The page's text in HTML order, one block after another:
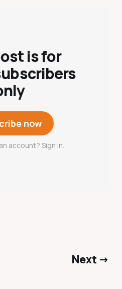
is for
now
account? Sign in.
Next →